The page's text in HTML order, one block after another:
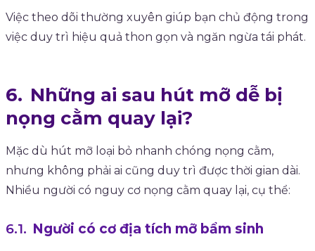
Việc theo dõi thường xuyên giúp bạn chủ động trong
việc duy trì hiệu quả thon gọn và ngăn ngừa tái phát.
Những ai sau hút mỡ dễ bị
nọng cằm quay lại?
Mặc dù hút mỡ loại bỏ nhanh chóng nọng cằm,
nhưng không phải ai cũng duy trì được thời gian dài.
Nhiều người có nguy cơ nọng cằm quay lại, cụ thể:
Người có cơ địa tích mỡ bẩm sinh